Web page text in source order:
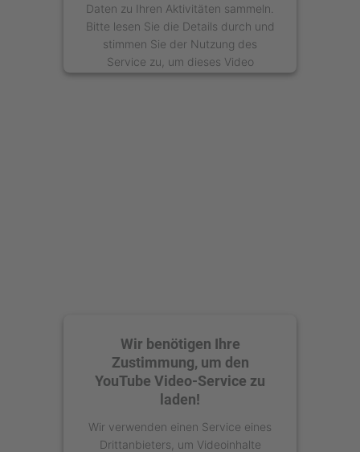
Daten zu Ihren Aktivitäten sammeln.
Bitte lesen Sie die Details durch und
stimmen Sie der Nutzung des
Service zu, um dieses Video
anzusehen.
Wir benötigen Ihre
Zustimmung, um den
YouTube Video-Service zu
laden!
Wir verwenden einen Service eines
Drittanbieters, um Videoinhalte